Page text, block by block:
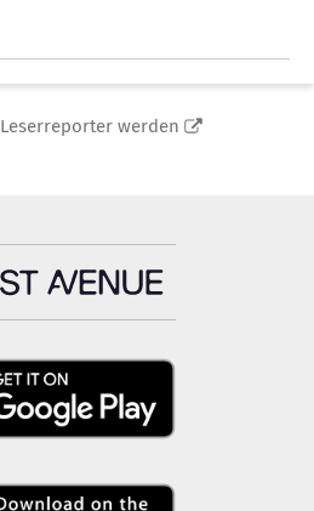
Leserreporter werden